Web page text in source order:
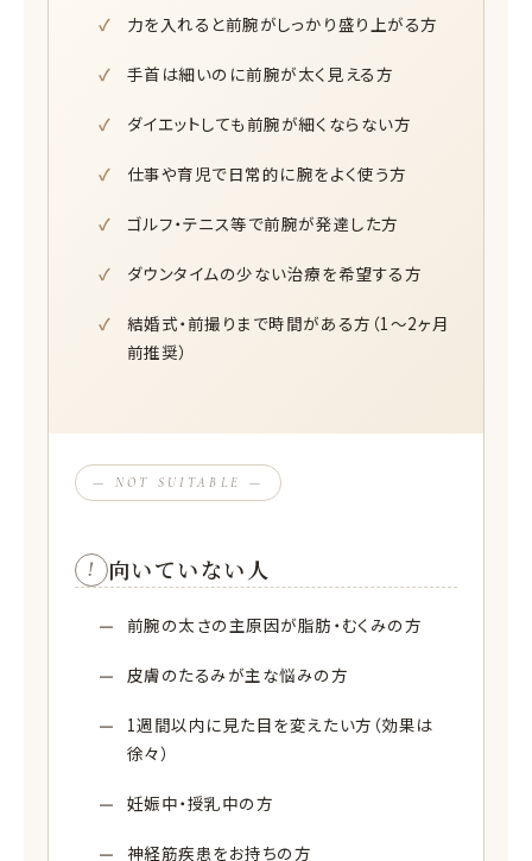
力を入れると前腕がしっかり盛り上がる方
手首は細いのに前腕が太く見える方
ダイエットしても前腕が細くならない方
仕事や育児で日常的に腕をよく使う方
ゴルフ・テニス等で前腕が発達した方
ダウンタイムの少ない治療を希望する方
結婚式・前撮りまで時間がある方（1〜2ヶ月
前推奨）
— NOT SUITABLE —
! 向いていない人
前腕の太さの主原因が脂肪・むくみの方
皮膚のたるみが主な悩みの方
1週間以内に見た目を変えたい方（効果は
徐々）
妊娠中・授乳中の方
神経筋疾患をお持ちの方